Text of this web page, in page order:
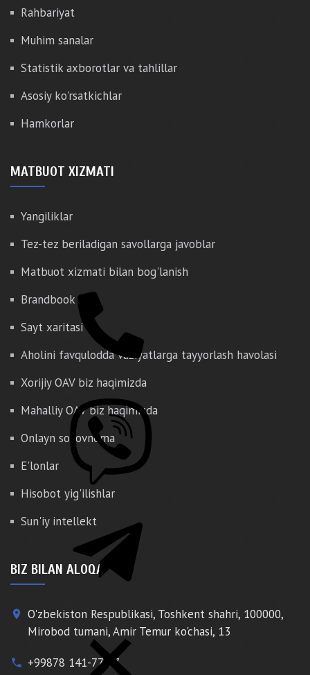
Rahbariyat
Muhim sanalar
Statistik axborotlar va tahlillar
Asosiy ko'rsatkichlar
Hamkorlar
MATBUOT XIZMATI
Yangiliklar
Tez-tez beriladigan savollarga javoblar
Matbuot xizmati bilan bog'lanish
Brandbook
Sayt xaritasi
Aholini favqulodda vaziyatlarga tayyorlash havolasi
Xorijiy OAV biz haqimizda
Mahalliy OAV biz haqimizda
Onlayn so'rovnoma
E'lonlar
Hisobot yig'ilishlar
Sun'iy intellekt
BIZ BILAN ALOQA
place O'zbekiston Respublikasi, Toshkent shahri, 100000,
Mirobod tumani, Amir Temur ko'chasi, 13
phone +99878 141-77-77